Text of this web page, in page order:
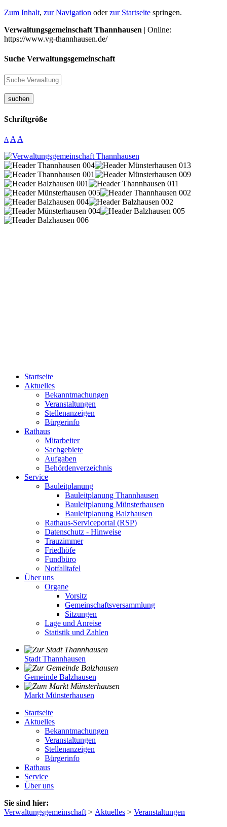
Zum Inhalt, zur Navigation oderzur Startseite springen.
Verwaltungsgemeinschaft Thannhausen | Online:
https://www.vg-thannhausen.de/
Suche Verwaltungsgemeinschaft
suchen
Schriftgröße
A A A
Startseite
Aktuelles
Bekanntmachungen
Veranstaltungen
Stellenanzeigen
Bürgerinfo
Rathaus
Mitarbeiter
Sachgebiete
Aufgaben
Behördenverzeichnis
Service
Bauleitplanung
Bauleitplanung Thannhausen
Bauleitplanung Münsterhausen
Bauleitplanung Balzhausen
Rathaus-Serviceportal (RSP)
Datenschutz - Hinweise
Trauzimmer
Friedhöfe
Fundbüro
Notfalltafel
Über uns
Organe
Vorsitz
Gemeinschaftsversammlung
Sitzungen
Lage und Anreise
Statistik und Zahlen
Stadt Thannhausen
Gemeinde Balzhausen
Markt Münsterhausen
Startseite
Aktuelles
Bekanntmachungen
Veranstaltungen
Stellenanzeigen
Bürgerinfo
Rathaus
Service
Über uns
Sie sind hier:
Verwaltungsgemeinschaft > Aktuelles > Veranstaltungen